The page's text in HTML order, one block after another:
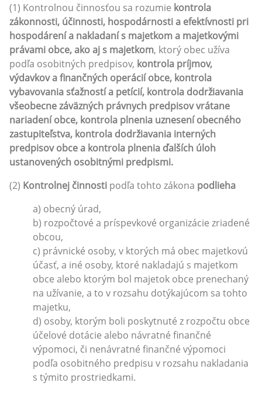
(1) Kontrolnou činnosťou sa rozumie kontrola
zákonnosti, účinnosti, hospodárnosti a efektívnosti pri
hospodárení a nakladaní s majetkom a majetkovými
právami obce, ako aj s majetkom, ktorý obec užíva
podľa osobitných predpisov, kontrola príjmov,
výdavkov a finančných operácií obce, kontrola
vybavovania sťažností a petícií, kontrola dodržiavania
všeobecne záväzných právnych predpisov vrátane
nariadení obce, kontrola plnenia uznesení obecného
zastupiteľstva, kontrola dodržiavania interných
predpisov obce a kontrola plnenia ďalších úloh
ustanovených osobitnými predpismi.
(2) Kontrolnej činnosti podľa tohto zákona podlieha
a) obecný úrad,
b) rozpočtové a príspevkové organizácie zriadené
obcou,
c) právnické osoby, v ktorých má obec majetkovú
účasť, a iné osoby, ktoré nakladajú s majetkom
obce alebo ktorým bol majetok obce prenechaný
na užívanie, a to v rozsahu dotýkajúcom sa tohto
majetku,
d) osoby, ktorým boli poskytnuté z rozpočtu obce
účelové dotácie alebo návratné finančné
výpomoci, či nenávratné finančné výpomoci
podľa osobitného predpisu v rozsahu nakladania
s týmito prostriedkami.